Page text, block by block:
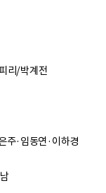
리/박계전
주·임동연·이하경